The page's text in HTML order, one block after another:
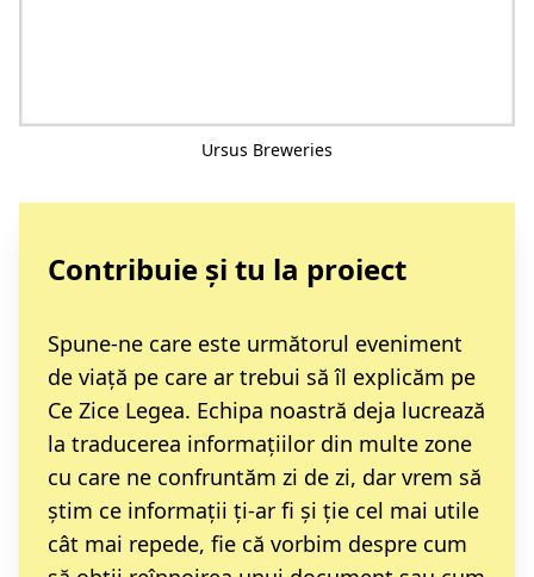
Ursus Breweries
Contribuie și tu la proiect
Spune-ne care este următorul eveniment
de viață pe care ar trebui să îl explicăm pe
Ce Zice Legea. Echipa noastră deja lucrează
la traducerea informațiilor din multe zone
cu care ne confruntăm zi de zi, dar vrem să
știm ce informații ți-ar fi și ție cel mai utile
cât mai repede, fie că vorbim despre cum